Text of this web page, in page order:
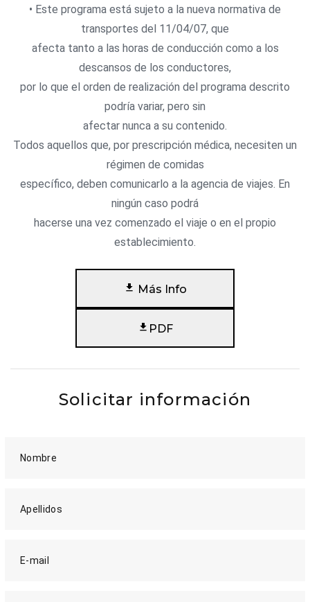
• Este programa está sujeto a la nueva normativa de
transportes del 11/04/07, que
afecta tanto a las horas de conducción como a los
descansos de los conductores,
por lo que el orden de realización del programa descrito
podría variar, pero sin
afectar nunca a su contenido.
Todos aquellos que, por prescripción médica, necesiten un
régimen de comidas
específico, deben comunicarlo a la agencia de viajes. En
ningún caso podrá
hacerse una vez comenzado el viaje o en el propio
establecimiento.
Más Info
PDF
Solicitar información
Nombre
Apellidos
E-mail